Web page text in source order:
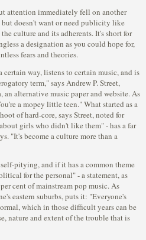
attention immediately fell on another
doesn't want or need publicity like
culture and its adherents. It's short for
a designation as you could hope for,
fears and theories.
certain way, listens to certain music, and is
term," says Andrew P. Street,
alternative music paper and website. As
a mopey little teen." What started as a
of hard-core, says Street, noted for
girls who didn't like them" - has a far
"It's become a culture more than a
pitying, and if it has a common theme
for the personal" - a statement, as
cent of mainstream pop music. As
eastern suburbs, puts it: "Everyone's
which in those difficult years can be
nature and extent of the trouble that is